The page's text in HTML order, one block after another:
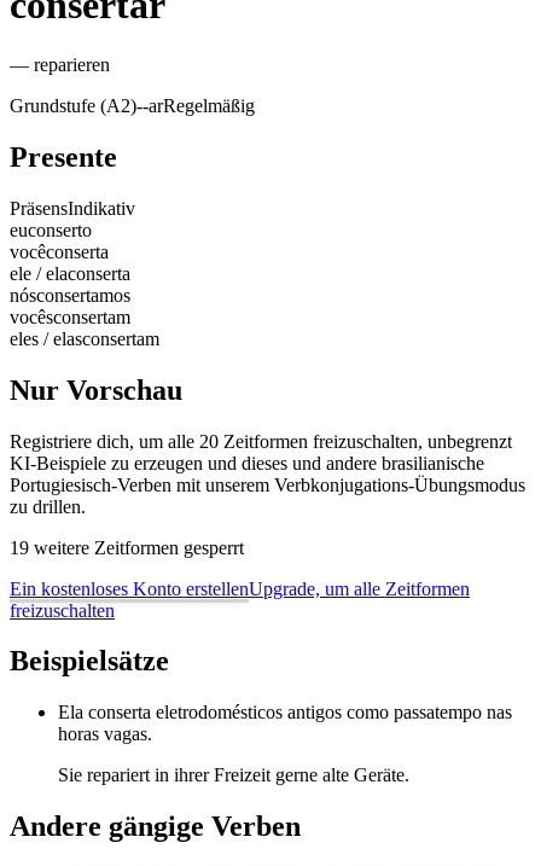
— reparieren
Grundstufe (A2)--arRegelmäßig
Presente
PräsensIndikativ
euconserto
vocêconserta
ele / elaconserta
nósconsertamos
vocêsconsertam
eles / elasconsertam
Nur Vorschau
Registriere dich, um alle 20 Zeitformen freizuschalten, unbegrenzt
KI-Beispiele zu erzeugen und dieses und andere brasilianische
Portugiesisch-Verben mit unserem Verbkonjugations-Übungsmodus
zu drillen.
19 weitere Zeitformen gesperrt
Ein kostenloses Konto erstellenUpgrade, um alle Zeitformen
freizuschalten
Beispielsätze
Ela conserta eletrodomésticos antigos como passatempo nas
horas vagas.
Sie repariert in ihrer Freizeit gerne alte Geräte.
Andere gängige Verben